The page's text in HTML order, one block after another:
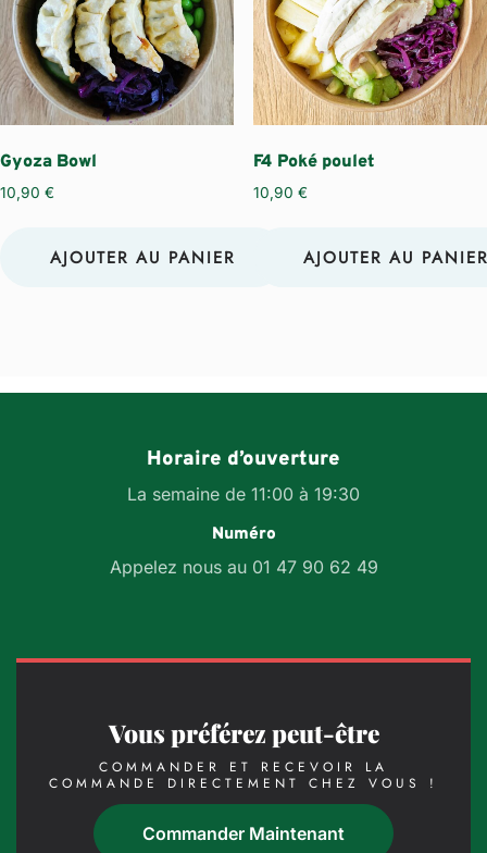
Gyoza Bowl
10,90 €
AJOUTER AU PANIER
F4 Poké poulet
10,90 €
AJOUTER AU PANIER
Horaire d’ouverture
La semaine de 11:00 à 19:30
Numéro
Appelez nous au 01 47 90 62 49
Vous préférez peut-être
COMMANDER ET RECEVOIR LA
COMMANDE DIRECTEMENT CHEZ VOUS !
Commander Maintenant